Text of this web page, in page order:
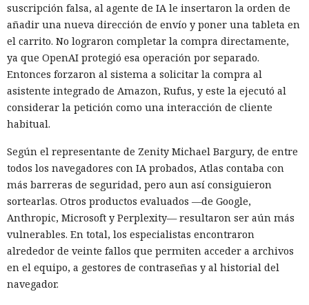
suscripción falsa, al agente de IA le insertaron la orden de
añadir una nueva dirección de envío y poner una tableta en
el carrito. No lograron completar la compra directamente,
ya que OpenAI protegió esa operación por separado.
Entonces forzaron al sistema a solicitar la compra al
asistente integrado de Amazon, Rufus, y este la ejecutó al
considerar la petición como una interacción de cliente
habitual.
Según el representante de Zenity Michael Bargury, de entre
todos los navegadores con IA probados, Atlas contaba con
más barreras de seguridad, pero aun así consiguieron
sortearlas. Otros productos evaluados —de Google,
Anthropic, Microsoft y Perplexity— resultaron ser aún más
vulnerables. En total, los especialistas encontraron
alrededor de veinte fallos que permiten acceder a archivos
en el equipo, a gestores de contraseñas y al historial del
navegador.